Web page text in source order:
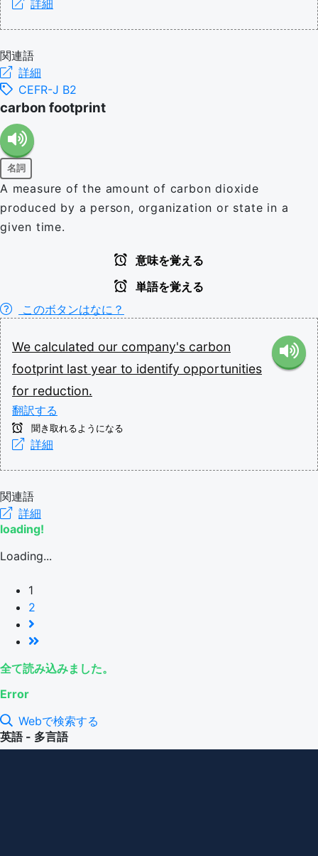
詳細
関連語
詳細
CEFR-J B2
carbon footprint
名詞
A measure of the amount of carbon dioxide
produced by a person, organization or state in a
given time.
意味を覚える
単語を覚える
このボタンはなに？
We calculated our company's carbon
footprint last year to identify opportunities
for reduction.
翻訳する
聞き取れるようになる
詳細
関連語
詳細
loading!
Loading...
1
2
全て読み込みました。
Error
Webで検索する
英語 - 多言語